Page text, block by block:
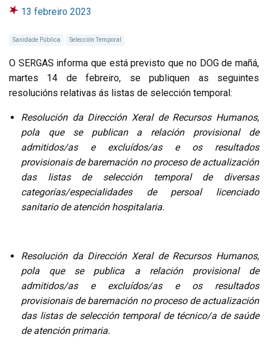
13 febreiro 2023
Sanidade Pública Selección Temporal
O SERGAS informa que está previsto que no DOG de mañá,
martes 14 de febreiro, se publiquen as seguintes
resolucións relativas ás listas de selección temporal:
Resolución da Dirección Xeral de Recursos Humanos,
pola que se publican a relación provisional de
admitidos/as e excluídos/as e os resultados
provisionais de baremación no proceso de actualización
das listas de selección temporal de diversas
categorías/especialidades de persoal licenciado
sanitario de atención hospitalaria.
Resolución daDirecciónXeral de Recursos Humanos,
pola que se publica a relación provisional de
admitidos/as eexcluídos/as e
os resultados
provisionais de baremación noproceso de actualización
das listas de selección temporal de técnico/a de saúde
de atención primaria.